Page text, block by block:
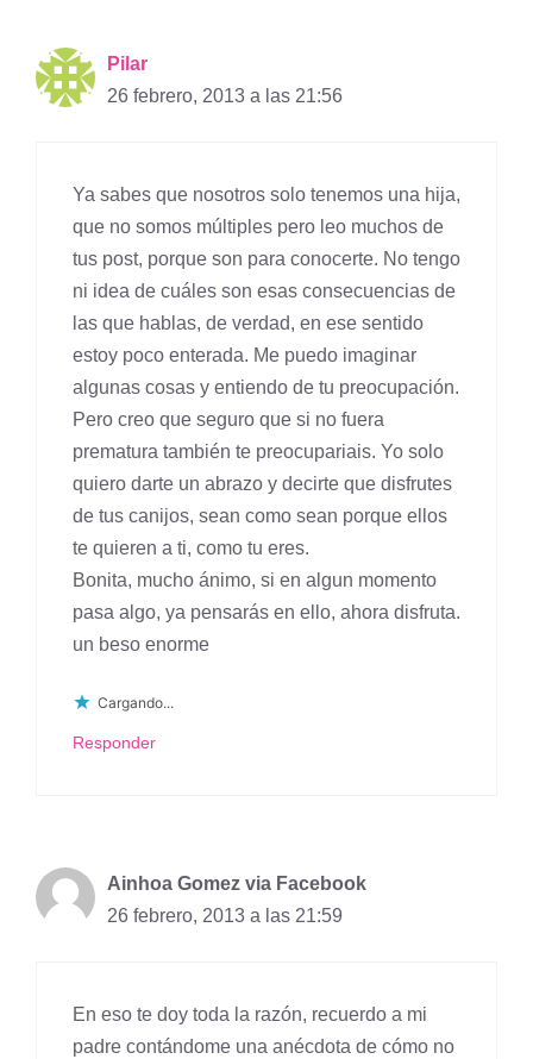
Pilar
26 febrero, 2013 a las 21:56
Ya sabes que nosotros solo tenemos una hija,
que no somos múltiples pero leo muchos de
tus post, porque son para conocerte. No tengo
ni idea de cuáles son esas consecuencias de
las que hablas, de verdad, en ese sentido
estoy poco enterada. Me puedo imaginar
algunas cosas y entiendo de tu preocupación.
Pero creo que seguro que si no fuera
prematura también te preocupariais. Yo solo
quiero darte un abrazo y decirte que disfrutes
de tus canijos, sean como sean porque ellos
te quieren a ti, como tu eres.
Bonita, mucho ánimo, si en algun momento
pasa algo, ya pensarás en ello, ahora disfruta.
un beso enorme
Cargando...
Responder
Ainhoa Gomez via Facebook
26 febrero, 2013 a las 21:59
En eso te doy toda la razón, recuerdo a mi
padre contándome una anécdota de cómo no